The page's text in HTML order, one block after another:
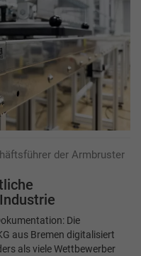
der Armbruster
Die
aus Bremen digitalisiert
als viele Wettbewerber